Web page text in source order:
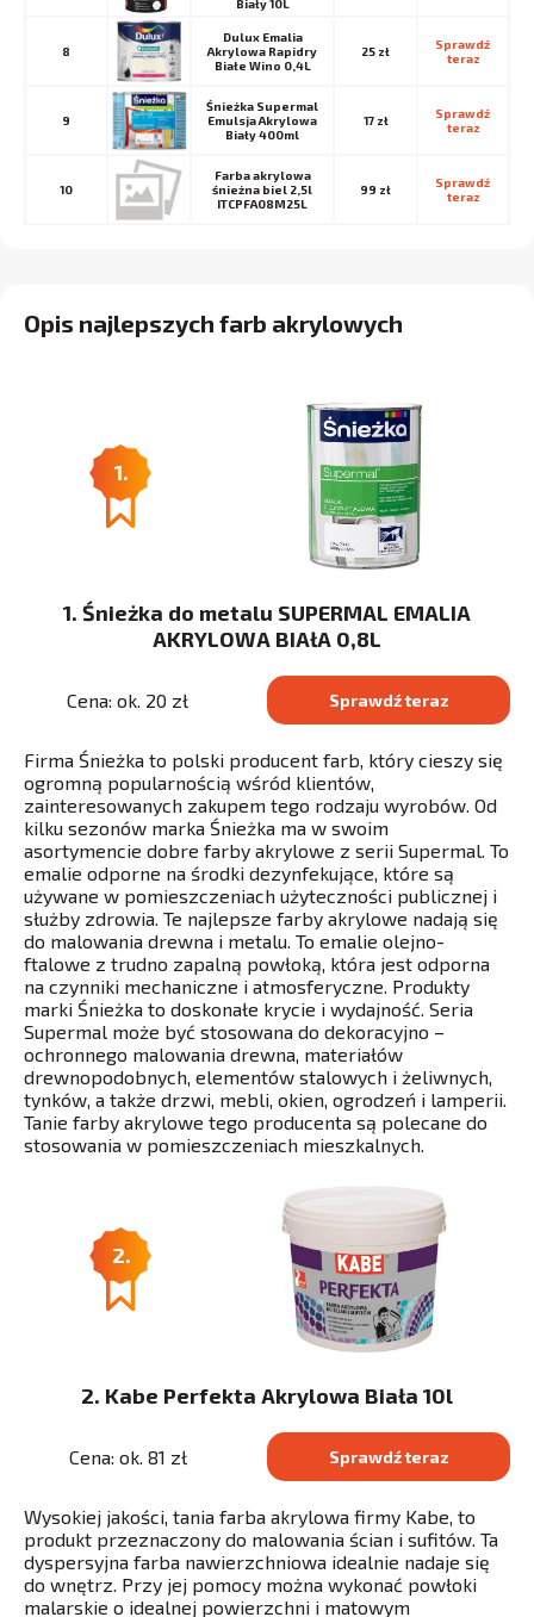
Biały 10L
8
Dulux Emalia
Akrylowa Rapidry
Białe Wino 0,4L
25 zł
Sprawdź
teraz
9
Śnieżka Supermal
Emulsja Akrylowa
Biały 400ml
17 zł
Sprawdź
teraz
10
Farba akrylowa
śnieżna biel 2,5l
ITCPFA08M25L
99 zł
Sprawdź
teraz
Opis najlepszych farb akrylowych
1.
1. Śnieżka do metalu SUPERMAL EMALIA
AKRYLOWA BIAłA 0,8L
Cena: ok. 20 zł Sprawdź teraz
Firma Śnieżka to polski producent farb, który cieszy się
ogromną popularnością wśród klientów,
zainteresowanych zakupem tego rodzaju wyrobów. Od
kilku sezonów marka Śnieżka ma w swoim
asortymencie dobre farby akrylowe z serii Supermal. To
emalie odporne na środki dezynfekujące, które są
używane w pomieszczeniach użyteczności publicznej i
służby zdrowia. Te najlepsze farby akrylowe nadają się
do malowania drewna i metalu. To emalie olejno-
ftalowe z trudno zapalną powłoką, która jest odporna
na czynniki mechaniczne i atmosferyczne. Produkty
marki Śnieżka to doskonałe krycie i wydajność. Seria
Supermal może być stosowana do dekoracyjno –
ochronnego malowania drewna, materiałów
drewnopodobnych, elementów stalowych i żeliwnych,
tynków, a także drzwi, mebli, okien, ogrodzeń i lamperii.
Tanie farby akrylowe tego producenta są polecane do
stosowania w pomieszczeniach mieszkalnych.
2.
2. Kabe Perfekta Akrylowa Biała 10l
Cena: ok. 81 zł Sprawdź teraz
Wysokiej jakości, tania farba akrylowa firmy Kabe, to
produkt przeznaczony do malowania ścian i sufitów. Ta
dyspersyjna farba nawierzchniowa idealnie nadaje się
do wnętrz. Przy jej pomocy można wykonać powłoki
malarskie o idealnej powierzchni i matowym